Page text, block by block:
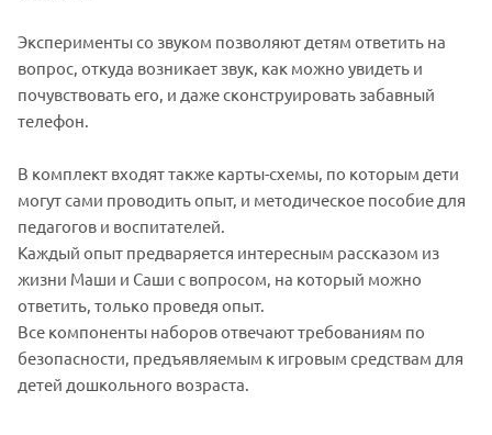
Эксперименты со звуком позволяют детям ответить на
вопрос, откуда возникает звук, как можно увидеть и
почувствовать его, и даже сконструировать забавный
телефон.
В комплект входят также карты-схемы, по которым дети
могут сами проводить опыт, и методическое пособие для
педагогов и воспитателей.
Каждый опыт предваряется интересным рассказом из
жизни Маши и Саши с вопросом, на который можно
ответить, только проведя опыт.
Все компоненты наборов отвечают требованиям по
безопасности, предъявляемым к игровым средствам для
детей дошкольного возраста.